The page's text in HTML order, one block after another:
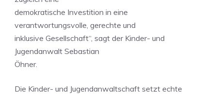
demokratische Investition in eine
verantwortungsvolle, gerechte und
inklusive Gesellschaft“, sagt der Kinder- und
Jugendanwalt Sebastian
Öhner.
Die Kinder- und Jugendanwaltschaft setzt echte